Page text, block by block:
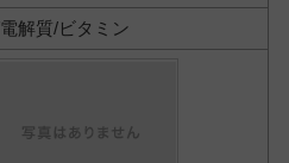
解質/ビタミン